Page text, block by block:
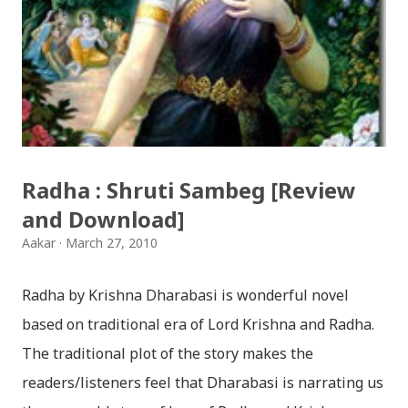
jaha chhan buddha ka aakha - bhaktaraj acharya
Download Patriotic Nepali Song: नेपालले के गर्यो मलाई, भन्न
छोडिदेउ Download: रातो र चन्द्र सुर्य / raato ra chandra
surya (रचनाकार: गोपाल प्रसाद रिमाल, गायक: फत्तेमान, संगीत:
अम्बर गुरुङ) Download: सयथरि बाजा एउटै ताल / saya thari
मरेपनि मेरो देश बाँचिराखोस / ma marepan...
Radha : Shruti Sambeg [Review
and Download]
Aakar March 27, 2010
Radha by Krishna Dharabasi is wonderful novel
based on traditional era of Lord Krishna and Radha.
The traditional plot of the story makes the
readers/listeners feel that Dharabasi is narrating us